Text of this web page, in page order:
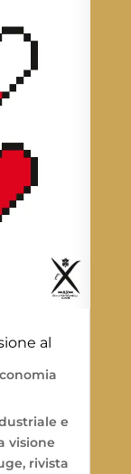
al
e
visione
rivista